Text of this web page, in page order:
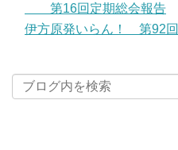
第16回定期総会報告
伊方原発いらん！ 第92